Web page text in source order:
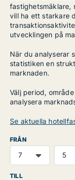
fastighetsmäklare,
vill ha ett starkare
utvecklingen på
När du analyserar
statistiken en
marknaden.
Välj period,
analysera
Se aktuella
FRÅN
TILL